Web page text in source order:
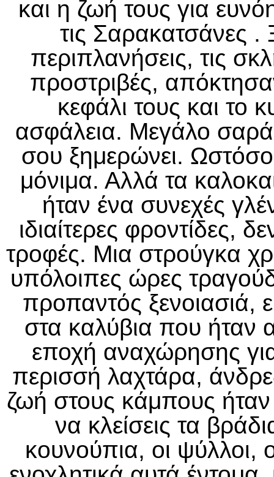
και η ζωή τους για
τις Σαρακατσάνες .
περιπλανήσεις, τις
προστριβές,
κεφάλι τους και το
ασφάλεια. Μεγάλο
σου ξημερώνει. Ωστόσο
μόνιμα. Αλλά τα
ήταν ένα συνεχές
ιδιαίτερες φροντίδες,
τροφές. Μια στρούγκα
υπόλοιπες ώρες
προπαντός ξενοιασιά,
στα καλύβια που ήταν
εποχή αναχώρησης
περισσή λαχτάρα,
ζωή στους κάμπους
να κλείσεις τα
κουνούπια, οι ψύλλοι,